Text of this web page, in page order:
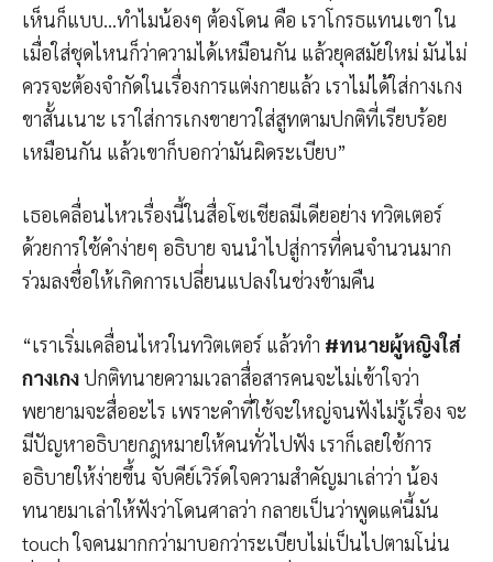
เห็นก็แบบ…ทำไมน้องๆ ต้องโดน คือ เราโกรธแทนเขา ใน
เมื่อใส่ชุดไหนก็ว่าความได้เหมือนกัน แล้วยุคสมัยใหม่ มันไม่
ควรจะต้องจำกัดในเรื่องการแต่งกายแล้ว เราไม่ได้ใส่กางเกง
ขาสั้นเนาะ เราใส่การเกงขายาวใส่สูทตามปกติที่เรียบร้อย
เหมือนกัน แล้วเขาก็บอกว่ามันผิดระเบียบ”
เธอเคลื่อนไหวเรื่องนี้ในสื่อโซเชียลมีเดียอย่าง ทวิตเตอร์
ด้วยการใช้คำง่ายๆ อธิบาย จนนำไปสู่การที่คนจำนวนมาก
ร่วมลงชื่อให้เกิดการเปลี่ยนแปลงในช่วงข้ามคืน
“เราเริ่มเคลื่อนไหวในทวิตเตอร์ แล้วทำ #ทนายผู้หญิงใส่
กางเกงปกติทนายความเวลาสื่อสารคนจะไม่เข้าใจว่า
พยายามจะสื่ออะไร เพราะคำที่ใช้จะใหญ่จนฟังไม่รู้เรื่อง จะ
มีปัญหาอธิบายกฎหมายให้คนทั่วไปฟัง เราก็เลยใช้การ
อธิบายให้ง่ายขึ้น จับคีย์เวิร์ดใจความสำคัญมาเล่าว่า น้อง
ทนายมาเล่าให้ฟังว่าโดนศาลว่า กลายเป็นว่าพูดแค่นี้มัน
touch ใจคนมากกว่ามาบอกว่าระเบียบไม่เป็นไปตามโน่น